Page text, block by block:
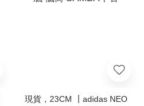
現貨，23CM ┃adidas NEO